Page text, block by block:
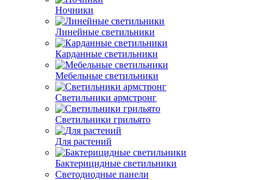
Ночники
Линейные светильники
Карданные светильники
Мебельные светильники
Светильники армстронг
Светильники грильято
Для растений
Бактерицидные светильники
Светодиодные панели